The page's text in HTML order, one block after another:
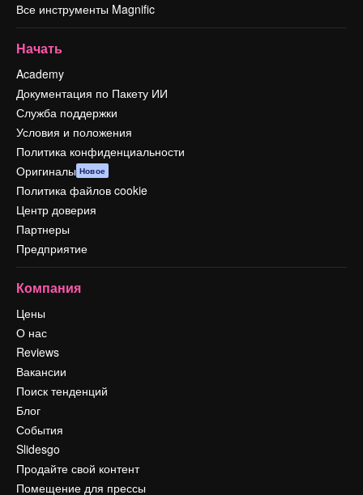
Все инструменты Magnific
Начать
Academy
Документация по Пакету ИИ
Служба поддержки
Условия и положения
Политика конфиденциальности
Оригиналы Новое
Политика файлов cookie
Центр доверия
Партнеры
Предприятие
Компания
Цены
О нас
Reviews
Вакансии
Поиск тенденций
Блог
События
Slidesgo
Продайте свой контент
Помещение для прессы